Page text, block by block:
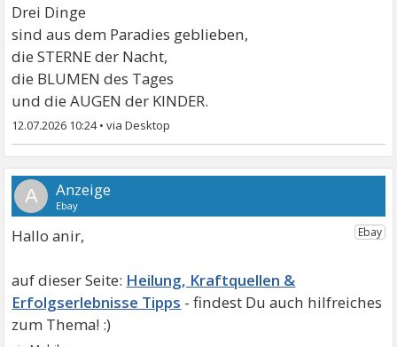
Drei Dinge
sind aus dem Paradies geblieben,
die STERNE der Nacht,
die BLUMEN des Tages
und die AUGEN der KINDER.
12.07.2026 10:24•
A
Hallo anir,
Heilung, Kraftquellen &
Erfolgserlebnisse Tipps